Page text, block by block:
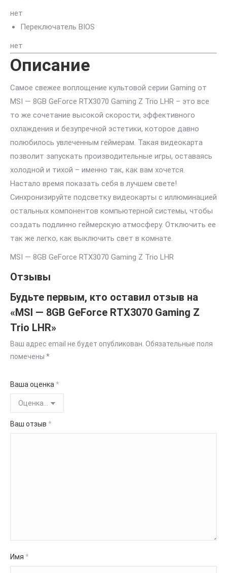
нет
Переключатель BIOS
нет
Описание
Самое свежее воплощение культовой серии Gaming от
MSI — 8GB GeForce RTX3070 Gaming Z Trio LHR – это все
то же сочетание высокой скорости, эффективного
охлаждения и безупречной эстетики, которое давно
полюбилось увлеченным геймерам. Такая видеокарта
позволит запускать производительные игры, оставаясь
холодной и тихой – именно так, как вам хочется.
Настало время показать себя в лучшем свете!
Синхронизируйте подсветку видеокарты с иллюминацией
остальных компонентов компьютерной системы, чтобы
создать подлинно геймерскую атмосферу. Отключить ее
так же легко, как выключить свет в комнате.
MSI — 8GB GeForce RTX3070 Gaming Z Trio LHR
Отзывы
Будьте первым, кто оставил отзыв на
«MSI — 8GB GeForce RTX3070 Gaming Z
Trio LHR»
Ваш адрес email не будет опубликован. Обязательные поля
помечены *
Ваша оценка *
Ваш отзыв *
Имя *